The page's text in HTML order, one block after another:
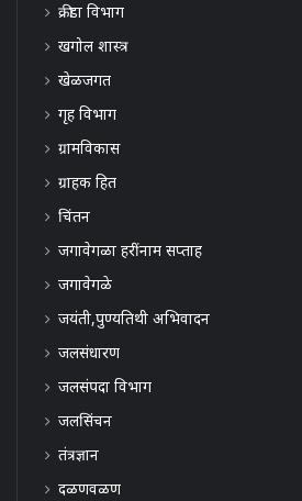
क्रीडा विभाग
खगोल शास्त्र
खेळजगत
गृह विभाग
ग्रामविकास
ग्राहक हित
चिंतन
जगावेगळा हरींनाम सप्ताह
जगावेगळे
जयंती,पुण्यतिथी अभिवादन
जलसंधारण
जलसंपदा विभाग
जलसिंचन
तंत्रज्ञान
दळणवळण